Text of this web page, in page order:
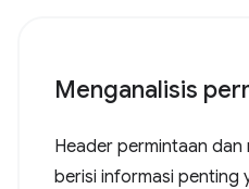
Menganalisis
Header permintaan dan
berisi informasi penting